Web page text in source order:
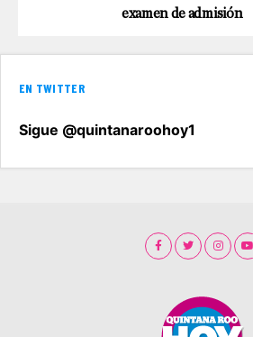
examen de admisión
EN TWITTER
Sigue @quintanaroohoy1